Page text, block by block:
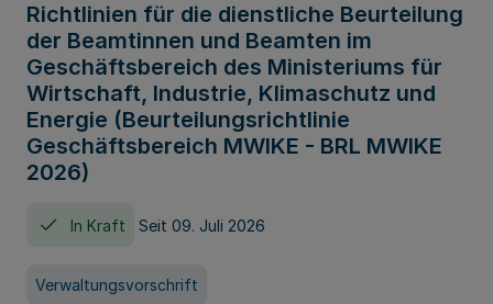
Richtlinien für die dienstliche Beurteilung
der Beamtinnen und Beamten im
Geschäftsbereich des Ministeriums für
Wirtschaft, Industrie, Klimaschutz und
Energie (Beurteilungsrichtlinie
Geschäftsbereich MWIKE - BRL MWIKE
2026)
In Kraft Seit 09. Juli 2026
Verwaltungsvorschrift